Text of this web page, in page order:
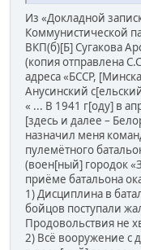
Из «Докладной
Коммунистической
ВКП(б)[Б] Сугакова
(копия отправлена
адреса «БССР,
Анусинский
« ... В 1941 г[оду] в
[здесь и далее –
назначил меня
пулемётного
(воен[ный] городок
приёме батальона
1) Дисциплина в
бойцов поступали
Продовольствия не
2) Всё вооружение с